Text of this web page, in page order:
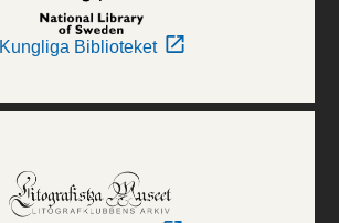
Kungliga Biblioteket